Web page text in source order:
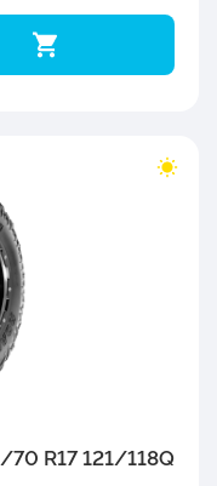
70 R17 121/118Q